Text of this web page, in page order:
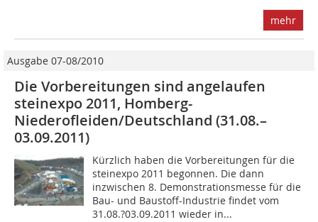
mehr
Ausgabe 07-08/2010
Die Vorbereitungen sind angelaufen
steinexpo 2011, Homberg-
Niederofleiden/Deutschland (31.08.–
03.09.2011)
Kürzlich haben die Vorbereitungen für die
steinexpo 2011 begonnen. Die dann
inzwischen 8. Demonstrationsmesse für die
Bau- und Baustoff-Industrie findet vom
31.08.?03.09.2011 wieder in...